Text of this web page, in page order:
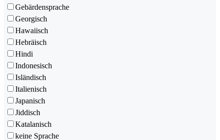
Gebärdensprache
Georgisch
Hawaiisch
Hebräisch
Hindi
Indonesisch
Isländisch
Italienisch
Japanisch
Jiddisch
Katalanisch
keine Sprache